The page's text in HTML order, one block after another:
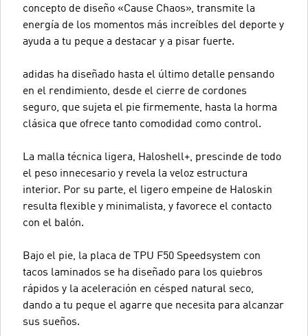
concepto de diseño «Cause Chaos», transmite la
energía de los momentos más increíbles del deporte y
ayuda a tu peque a destacar y a pisar fuerte.
adidas ha diseñado hasta el último detalle pensando
en el rendimiento, desde el cierre de cordones
seguro, que sujeta el pie firmemente, hasta la horma
clásica que ofrece tanto comodidad como control.
La malla técnica ligera, Haloshell+, prescinde de todo
el peso innecesario y revela la veloz estructura
interior. Por su parte, el ligero empeine de Haloskin
resulta flexible y minimalista, y favorece el contacto
con el balón.
Bajo el pie, la placa de TPU F50 Speedsystem con
tacos laminados se ha diseñado para los quiebros
rápidos y la aceleración en césped natural seco,
dando a tu peque el agarre que necesita para alcanzar
sus sueños.